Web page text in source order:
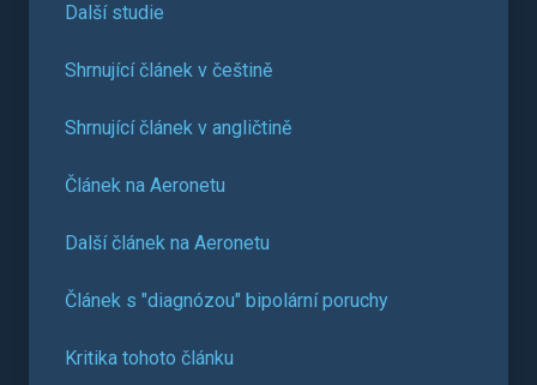
Další studie
Shrnující článek v češtině
Shrnující článek v angličtině
Článek na Aeronetu
Další článek na Aeronetu
Článek s "diagnózou" bipolární poruchy
Kritika tohoto článku